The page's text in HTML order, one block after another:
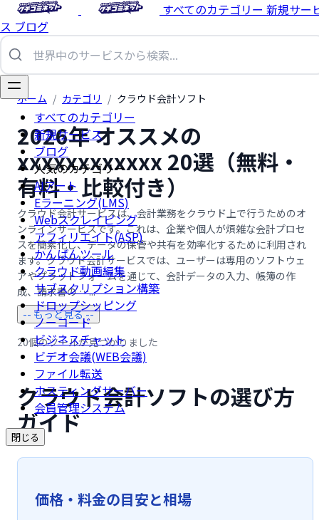
すべてのカテゴリー 新規サー
ス ブログ
すべてのカテゴリー
新規サービス
ブログ
人気のカテゴリー
AIアート
Eラーニング(LMS)
Webスクレイピング
アフィリエイト(ASP)
かんばんツール
クラウド動画編集
サブスクリプション構築
ドロップシッピング
ノーコード
ビジネスチャット
ビデオ会議(WEB会議)
ファイル転送
ホスティングサーバー
会員管理システム
閉じる
ホーム / カテゴリ / クラウド会計ソフト
2026年 オススメの
xxxxxxxxxxxx 20選（無料・
有料・比較付き）
クラウド会計サービスは、会計業務をクラウド上で行うためのオ
ンラインサービスです。これは、企業や個人が煩雑な会計プロセ
スを簡素化し、データの保管や共有を効率化するために利用され
ます。クラウド会計サービスでは、ユーザーは専用のソフトウェ
アやプラットフォームを通じて、会計データの入力、帳簿の作
成、請求書の …...
-- もっと見る --
20個のツールが見つかりました
クラウド会計ソフトの選び方
ガイド
価格・料金の目安と相場